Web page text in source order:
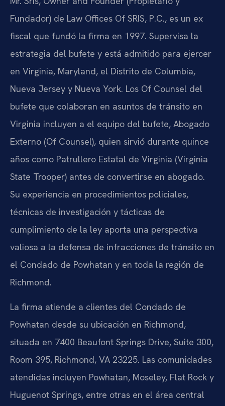
Fundador) de Law Offices Of SRIS, P.C., es un ex
fiscal que fundó la firma en 1997. Supervisa la
estrategia del bufete y está admitido para ejercer
en Virginia, Maryland, el Distrito de Columbia,
Nueva Jersey y Nueva York. Los Of Counsel del
bufete que colaboran en asuntos de tránsito en
Virginia incluyen a el equipo del bufete, Abogado
Externo (Of Counsel), quien sirvió durante quince
años como Patrullero Estatal de Virginia (Virginia
State Trooper) antes de convertirse en abogado.
Su experiencia en procedimientos policiales,
técnicas de investigación y tácticas de
cumplimiento de la ley aporta una perspectiva
valiosa a la defensa de infracciones de tránsito en
el Condado de Powhatan y en toda la región de
Richmond.
La firma atiende a clientes del Condado de
Powhatan desde su ubicación en Richmond,
situada en 7400 Beaufont Springs Drive, Suite 300,
Room 395, Richmond, VA 23225. Las comunidades
atendidas incluyen Powhatan, Moseley, Flat Rock y
Huguenot Springs, entre otras en el área central